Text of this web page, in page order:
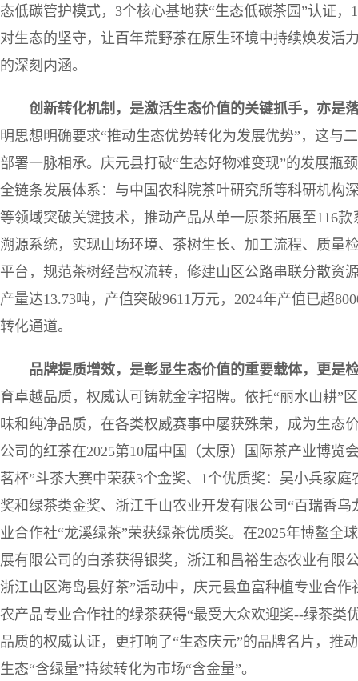
态低碳管护模式，3个核心基地获“生态低碳茶园”认证，
对生态的坚守，让百年荒野茶在原生环境中持续焕发活
的深刻内涵。
创新转化机制，是激活生态价值的关键抓手，亦是
明思想明确要求“推动生态优势转化为发展优势”，这与
部署一脉相承。庆元县打破“生态好物难变现”的发展瓶
全链条发展体系：与中国农科院茶叶研究所等科研机构
等领域突破关键技术，推动产品从单一原茶拓展至116
溯源系统，实现山场环境、茶树生长、加工流程、质量
平台，规范茶树经营权流转，修建山区公路串联分散资
产量达13.73吨，产值突破9611万元，2024年产值已超
转化通道。
品牌提质增效，是彰显生态价值的重要载体，更是
育卓越品质，权威认可铸就金字招牌。依托“丽水山耕”
味和纯净品质，在各类权威赛事中屡获殊荣，成为生态
公司的红茶在2025第10届中国（太原）国际茶产业博览
茗杯”斗茶大赛中荣获3个金奖、1个优质奖：吴小兵家
奖和绿茶类金奖、浙江千山农业开发有限公司“百瑞香
业合作社“龙溪绿茶”荣获绿茶优质奖。在2025年博鳌全
展有限公司的白茶获得银奖，浙江和昌裕生态农业有限
浙江山区海岛县好茶”活动中，庆元县鱼富种植专业合
农产品专业合作社的绿茶获得“最受大众欢迎奖--绿茶类
品质的权威认证，更打响了“生态庆元”的品牌名片，推
生态“含绿量”持续转化为市场“含金量”。